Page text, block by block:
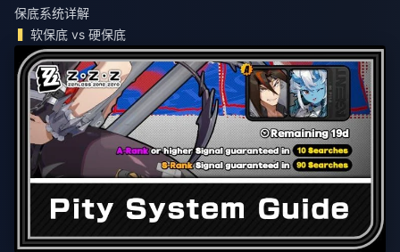
保底系统详解
软保底 vs 硬保底